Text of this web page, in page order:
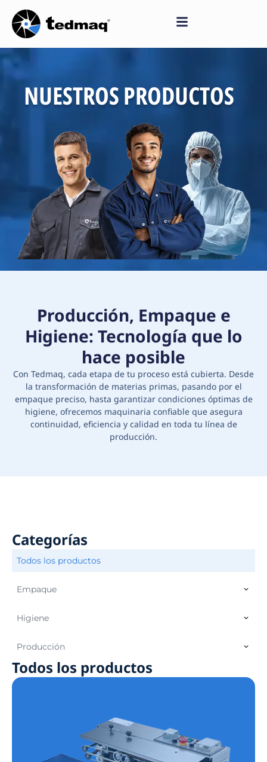
Saltar
al
contenido
NUESTROS PRODUCTOS
Producción, Empaque e
Higiene: Tecnología que lo
hace posible
Con Tedmaq, cada etapa de tu proceso está cubierta. Desde
la transformación de materias primas, pasando por el
empaque preciso, hasta garantizar condiciones óptimas de
higiene, ofrecemos maquinaria confiable que asegura
continuidad, eficiencia y calidad en toda tu línea de
producción.
Categorías
Empaque
Higiene
Producción
Todos los productos
Todos los productos